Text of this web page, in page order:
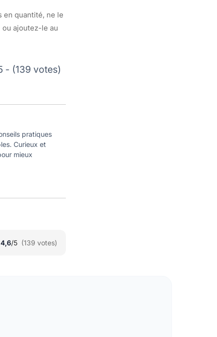
en quantité, ne le
ajoutez-le au
- (139 votes)
pratiques
Curieux et
mieux
4,6/5 (139 votes)